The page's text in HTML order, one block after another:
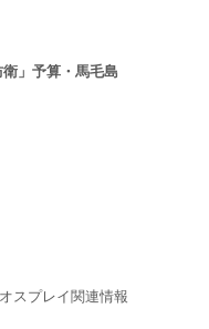
」予算・馬毛島
スプレイ関連情報